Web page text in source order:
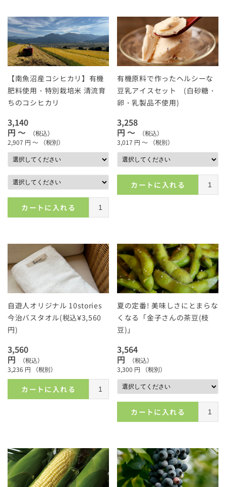
【南魚沼産コシヒカリ】有機
肥料使用・特別栽培米 清流育
ちのコシヒカリ
3,140
円 ～
（税込）
2,907 円 ～ （税別）
カートに入れる
有機原料で作ったヘルシーな
豆乳アイスセット (白砂糖・
卵・乳製品不使用)
3,258
円 ～
（税込）
3,017 円 ～ （税別）
カートに入れる
自遊人オリジナル 10stories
今治バスタオル(税込¥3,560
円)
3,560
円
（税込）
3,236 円 （税別）
カートに入れる
夏の定番! 美味しさにとまらな
くなる「金子さんの茶豆(枝
豆)」
3,564
円
（税込）
3,300 円 （税別）
カートに入れる